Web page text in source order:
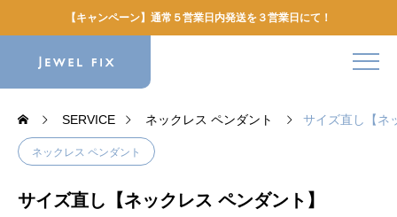
【キャンペーン】通常５営業日内発送を３営業日にて！
SERVICE ネックレス ペンダント サイズ直し【ネ
ネックレス ペンダント
サイズ直し【ネックレス ペンダント】